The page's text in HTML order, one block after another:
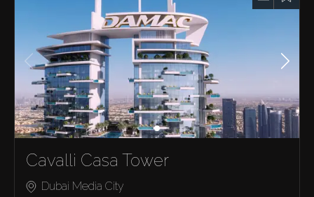
Cavalli Casa Tower
Dubai Media City